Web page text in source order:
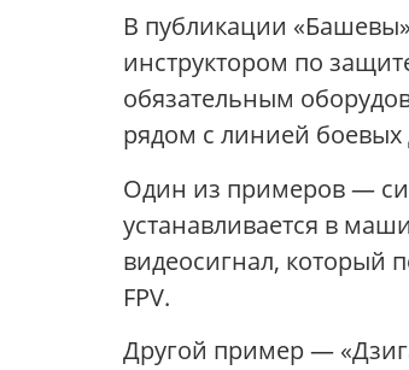
В публикации
инструктором по
обязательным
рядом с линией боевых
Один из примеров —
устанавливается в
видеосигнал, который
FPV.
Другой пример —